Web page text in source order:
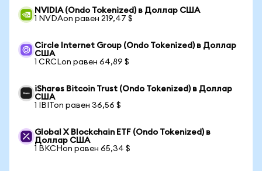
NVIDIA (Ondo Tokenized) в Доллар США
1 NVDAon равен 219,47 $
Circle Internet Group (Ondo Tokenized) в Доллар
США
1 CRCLon равен 64,89 $
iShares Bitcoin Trust (Ondo Tokenized) в Доллар
США
1 IBITon равен 36,56 $
Global X Blockchain ETF (Ondo Tokenized) в
Доллар США
1 BKCHon равен 65,34 $